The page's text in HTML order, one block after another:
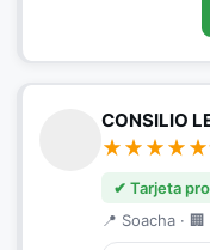
CONSILIO
✔ Tarjeta
📍 Soacha ·